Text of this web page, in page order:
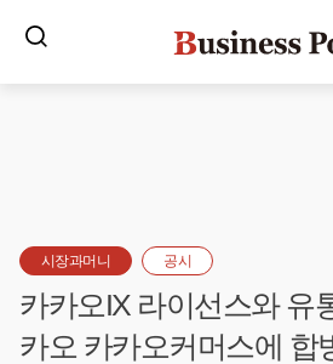
시장과머니 공시
카카오IX 라이선스와 유
카오 카카오커머스에 합